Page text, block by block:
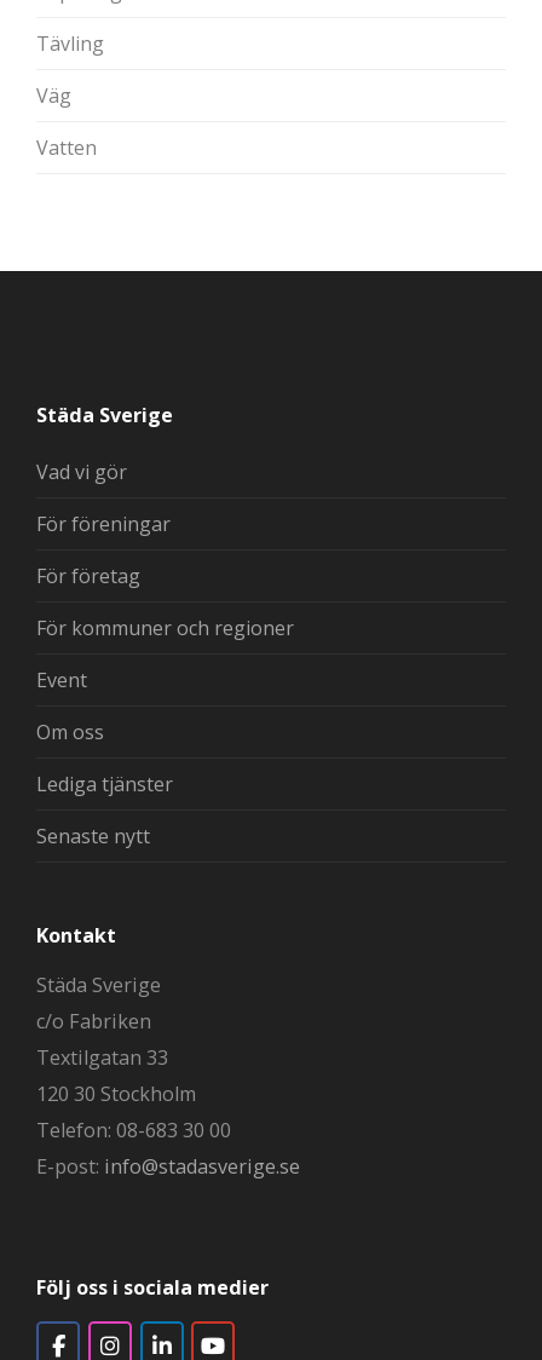
Tävling
Väg
Vatten
Städa Sverige
Vad vi gör
För föreningar
För företag
För kommuner och regioner
Event
Om oss
Lediga tjänster
Senaste nytt
Kontakt
Städa Sverige
c/o Fabriken
Textilgatan 33
120 30 Stockholm
Telefon: 08-683 30 00
E-post: info@stadasverige.se
Följ oss i sociala medier